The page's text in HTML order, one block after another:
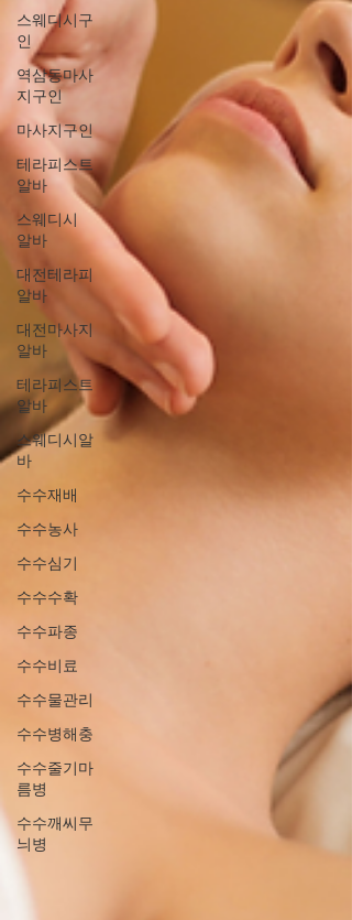
스웨디시구
인
역삼동마사
지구인
마사지구인
테라피스트
알바
스웨디시
알바
대전테라피
알바
대전마사지
알바
테라피스트
알바
스웨디시알
바
수수재배
수수농사
수수심기
수수수확
수수파종
수수비료
수수물관리
수수병해충
수수줄기마
름병
수수깨씨무
늬병